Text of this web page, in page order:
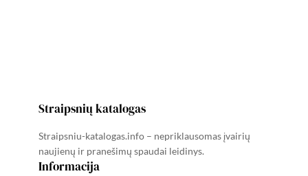
Straipsnių katalogas
Straipsniu-katalogas.info – nepriklausomas įvairių
naujienų ir pranešimų spaudai leidinys.
Informacija